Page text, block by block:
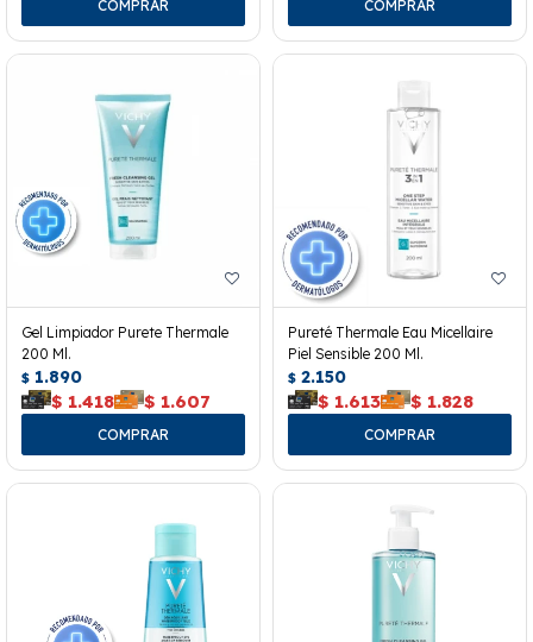
Gel Limpiador Purete Thermale
200 Ml.
$ 1.890
$ 1.418 $ 1.607
Pureté Thermale Eau Micellaire
Piel Sensible 200 Ml.
$ 2.150
$ 1.613 $ 1.828